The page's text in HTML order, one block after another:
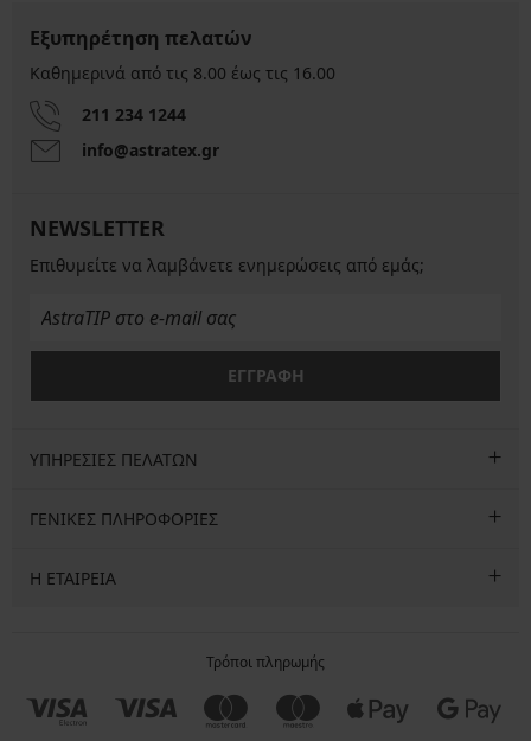
Εξυπηρέτηση πελατών
Καθημερινά από τις 8.00 έως τις 16.00
211 234 1244
info@astratex.gr
NEWSLETTER
Επιθυμείτε να λαμβάνετε ενημερώσεις από εμάς;
ΕΓΓΡΑΦΗ
ΥΠΗΡΕΣΙΕΣ ΠΕΛΑΤΩΝ
ΓΕΝΙΚΕΣ ΠΛΗΡΟΦΟΡΙΕΣ
Η ΕΤΑΙΡΕΙΑ
Τρόποι πληρωμής